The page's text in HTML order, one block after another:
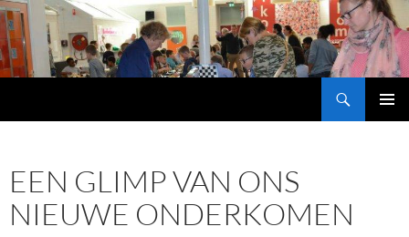
Ga
naar
de
inhoud
EEN GLIMP VAN ONS
NIEUWE ONDERKOMEN